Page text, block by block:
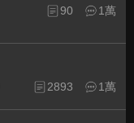
90 1萬
2893 1萬